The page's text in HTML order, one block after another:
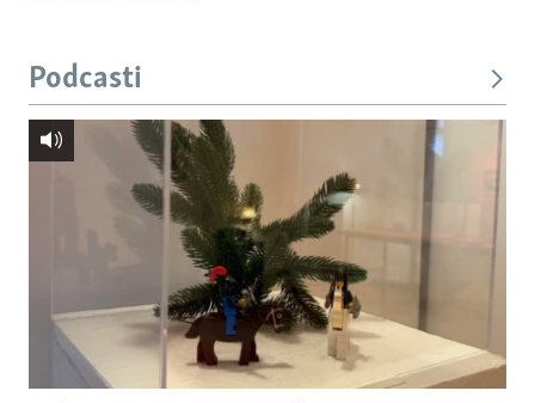
Podcasti